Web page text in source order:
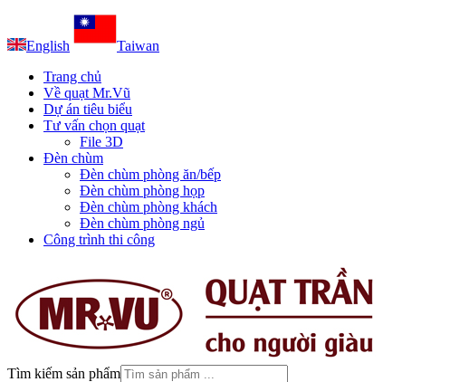
English
Taiwan
Trang chủ
Về quạt Mr.Vũ
Dự án tiêu biểu
Tư vấn chọn quạt
File 3D
Đèn chùm
Đèn chùm phòng ăn/bếp
Đèn chùm phòng họp
Đèn chùm phòng khách
Đèn chùm phòng ngủ
Công trình thi công
Tìm kiếm sản phẩm